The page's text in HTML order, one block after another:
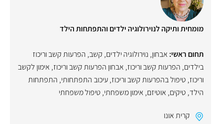
מומחית ותיקה לנוירולוגיה ילדים והתפתחות הילד
תחום ראשי: אבחון, נוירולוגיה ילדים, קשב, הפרעות קשב וריכוז
בילדים, הפרעות קשב וריכוז, אבחון הפרעות קשב וריכוז, אימון לקשב
וריכוז, טיפול בהפרעות קשב וריכוז,עיכוב התפתחותי, התפתחות
הילד, טיקים, אוטיזם, אימון משפחתי, טיפול משפחתי
קרית אונו